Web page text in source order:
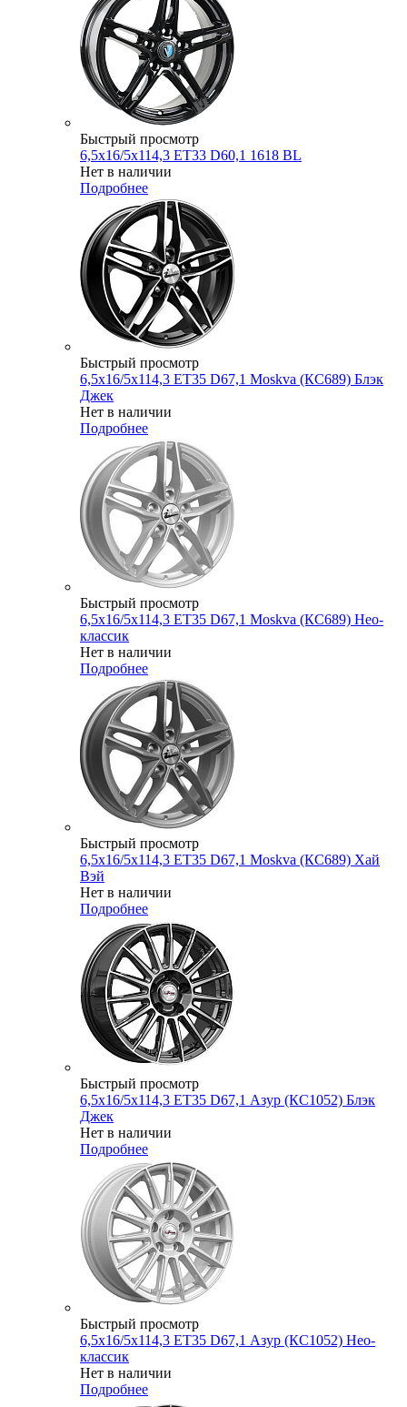
Быстрый просмотр
6,5x16/5x114,3 ET33 D60,1 1618 BL
Нет в наличии
Подробнее
Быстрый просмотр
6,5x16/5x114,3 ET35 D67,1 Moskva (КС689) Блэк
Джек
Нет в наличии
Подробнее
Быстрый просмотр
6,5x16/5x114,3 ET35 D67,1 Moskva (КС689) Нео-
классик
Нет в наличии
Подробнее
Быстрый просмотр
6,5x16/5x114,3 ET35 D67,1 Moskva (КС689) Хай
Вэй
Нет в наличии
Подробнее
Быстрый просмотр
6,5x16/5x114,3 ET35 D67,1 Азур (КС1052) Блэк
Джек
Нет в наличии
Подробнее
Быстрый просмотр
6,5x16/5x114,3 ET35 D67,1 Азур (КС1052) Нео-
классик
Нет в наличии
Подробнее